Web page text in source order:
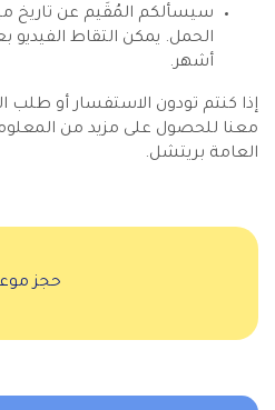
سيسألكم المُقَيم عن تاريخ
أشهر.
إذا كنتم تودون الاستفسار أو طلب
معنا للحصول على مزيد من
العامة بريتشل.
حجز